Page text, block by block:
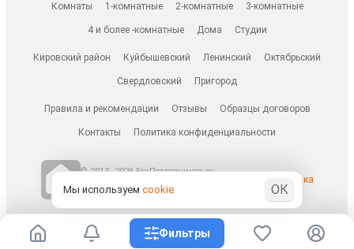
Комнаты 1-комнатные 2-комнатные 3-комнатные
4 и более -комнатные Дома Студии
Кировский район Куйбышевский Ленинский Октябрьский
Свердловский Пригород
Правила и рекомендации Отзывы Образцы договоров
Контакты Политика конфиденциальности
© 2013–2026 БезПосредников.ру
БесПосредника.ру / besposrednika.ru
Фильтры
Мы используем cookie ОК